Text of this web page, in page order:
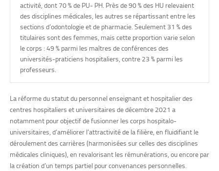
Tout comme les MCU-PH et les PU-PH, les CCU-AH ont la
triple mission d’enseignement, de soin et de recherche
dans les centres hospitaliers et universitaires.
Ils assurent ainsi des fonctions d’enseignement pour la
formation initiale et continue en participant aux tâches de
gestion comme le contrôle des connaissances, à
l’encadrement des thèses et des TP et en donnant des
L’CCU-AH encadre les étudiants dans le service hospitalier
et prodigue des soins.
L’CCU-AH peut s’inscrire en Master 2 lors de son
assistanat, après accord du chef de service hospitalier et du
directeur de l’UFR, en vue de devenir MCU-PH et de
activité, dont 70 % de PU- PH. Près de 90 % des HU relevaient
des disciplines médicales, les autres se répartissant entre les
sections d’odontologie et de pharmacie. Seulement 31 % des
titulaires sont des femmes, mais cette proportion varie selon
le corps : 49 % parmi les maîtres de conférences des
universités-praticiens hospitaliers, contre 23 % parmi les
professeurs.
La réforme du statut du personnel enseignant et hospitalier des
centres hospitaliers et universitaires de décembre 2021 a
notamment pour objectif de fusionner les corps hospitalo-
universitaires, d’améliorer l’attractivité de la filière, en fluidifiant le
déroulement des carrières (harmonisées sur celles des disciplines
médicales cliniques), en revalorisant les rémunérations, ou encore par
la création d’un temps partiel pour convenances personnelles.